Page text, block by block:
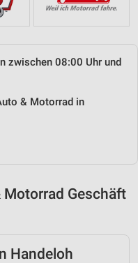
zwischen 08:00 Uhr und
& Motorrad in
Geschäft
Handeloh